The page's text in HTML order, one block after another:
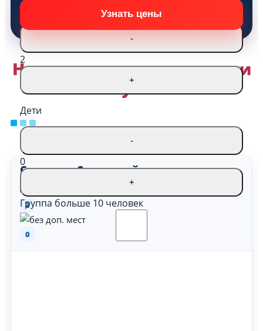
Взрослые
-
2
+
Дети
-
0
+
Группа больше 10 человек
Номера и цены в санатории
«Руно»
Стандарт 2-местный
2
0